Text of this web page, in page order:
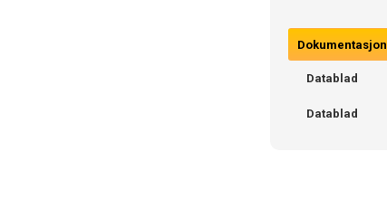
Dokumentasjon
Datablad
Datablad